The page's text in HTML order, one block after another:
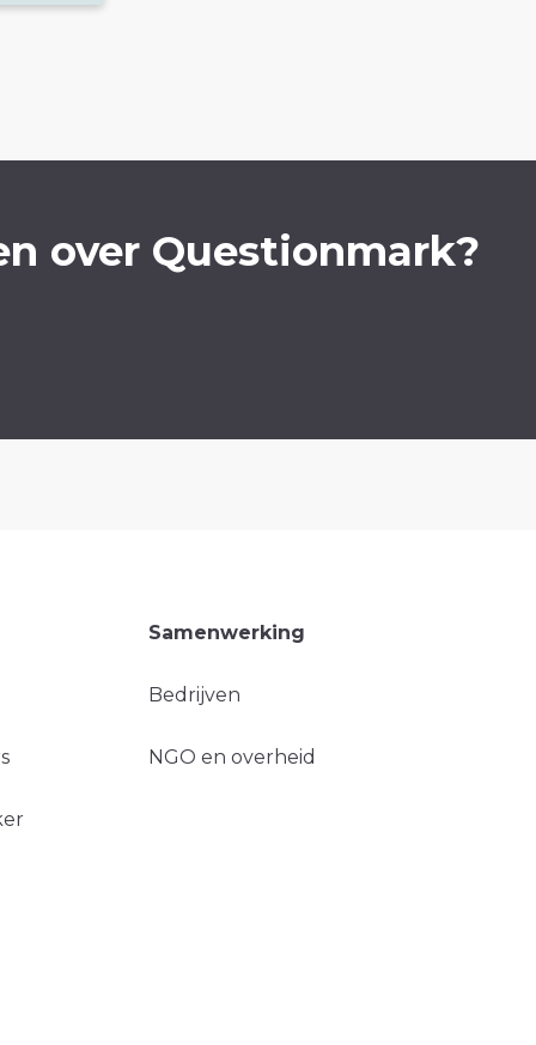
over Questionmark?
Samenwerking
Bedrijven
NGO en overheid